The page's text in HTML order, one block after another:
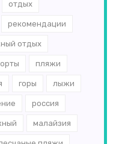
отдых
рекомендации
отдых
пляжи
горы лыжи
россия
малайзия